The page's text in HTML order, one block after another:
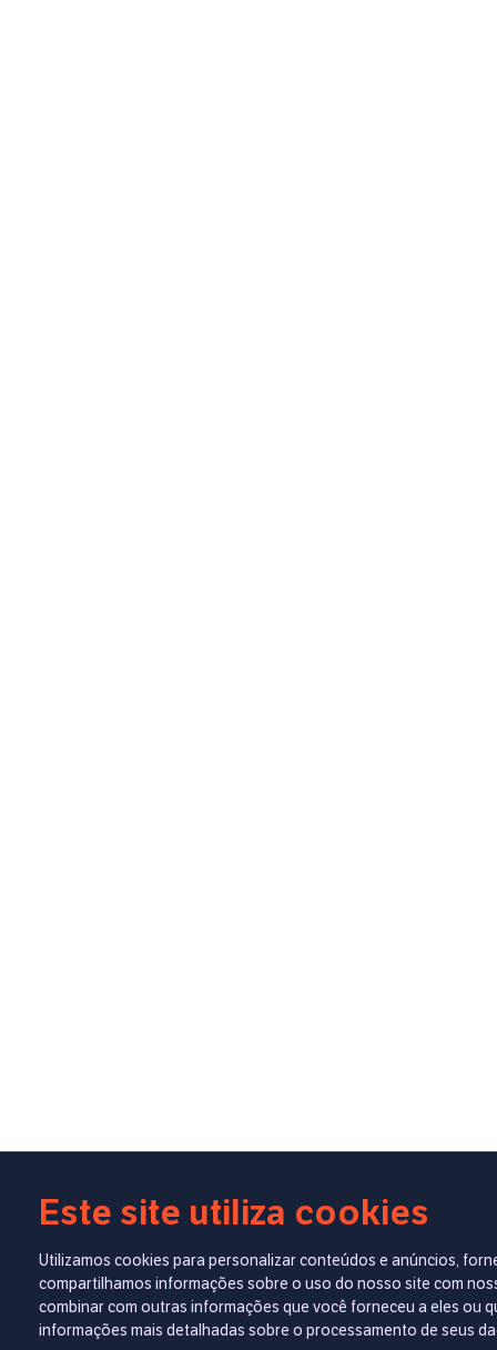
Este site utiliza cookies
Utilizamos cookies para personalizar conteúdos e anúncios,
compartilhamos informações sobre o uso do nosso site com
combinar com outras informações que você forneceu a eles ou
informações mais detalhadas sobre o processamento de seus